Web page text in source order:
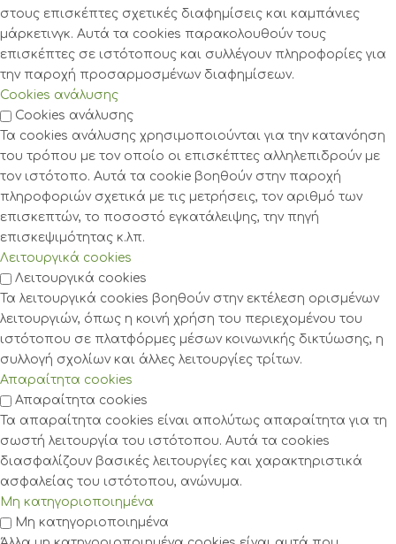
στους επισκέπτες σχετικές διαφημίσεις και καμπάνιες
μάρκετινγκ. Αυτά τα cookies παρακολουθούν τους
επισκέπτες σε ιστότοπους και συλλέγουν πληροφορίες για
την παροχή προσαρμοσμένων διαφημίσεων.
Cookies ανάλυσης
Cookies ανάλυσης
Τα cookies ανάλυσης χρησιμοποιούνται για την κατανόηση
του τρόπου με τον οποίο οι επισκέπτες αλληλεπιδρούν με
τον ιστότοπο. Αυτά τα cookie βοηθούν στην παροχή
πληροφοριών σχετικά με τις μετρήσεις, τον αριθμό των
επισκεπτών, το ποσοστό εγκατάλειψης, την πηγή
επισκεψιμότητας κ.λπ.
Λειτουργικά cookies
Λειτουργικά cookies
Τα λειτουργικά cookies βοηθούν στην εκτέλεση ορισμένων
λειτουργιών, όπως η κοινή χρήση του περιεχομένου του
ιστότοπου σε πλατφόρμες μέσων κοινωνικής δικτύωσης, η
συλλογή σχολίων και άλλες λειτουργίες τρίτων.
Απαραίτητα cookies
Απαραίτητα cookies
Τα απαραίτητα cookies είναι απολύτως απαραίτητα για τη
σωστή λειτουργία του ιστότοπου. Αυτά τα cookies
διασφαλίζουν βασικές λειτουργίες και χαρακτηριστικά
ασφαλείας του ιστότοπου, ανώνυμα.
Μη κατηγοριοποιημένα
Μη κατηγοριοποιημένα